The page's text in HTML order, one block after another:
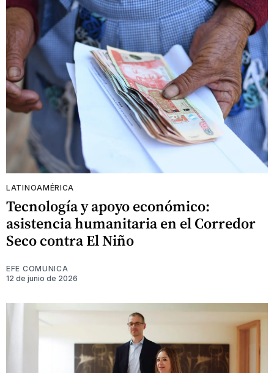
LATINOAMÉRICA
Tecnología y apoyo económico:
asistencia humanitaria en el Corredor
Seco contra El Niño
EFE COMUNICA
12 de junio de 2026